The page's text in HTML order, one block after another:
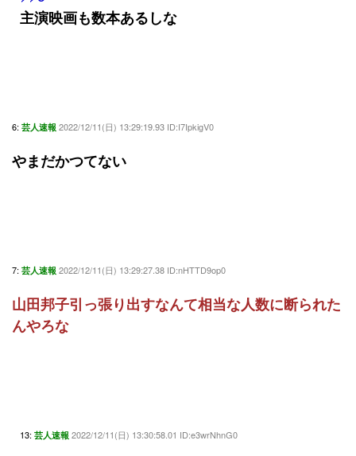
主演映画も数本あるしな
6: 芸人速報 2022/12/11(日) 13:29:19.93 ID:I7IpkigV0
やまだかつてない
7: 芸人速報 2022/12/11(日) 13:29:27.38 ID:nHTTD9op0
山田邦子引っ張り出すなんて相当な人数に断られた
んやろな
13: 芸人速報 2022/12/11(日) 13:30:58.01 ID:e3wrNhnG0